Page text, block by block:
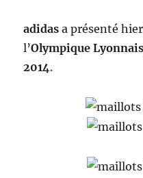
adidas a présenté
l’Olympique Lyonnais
2014.